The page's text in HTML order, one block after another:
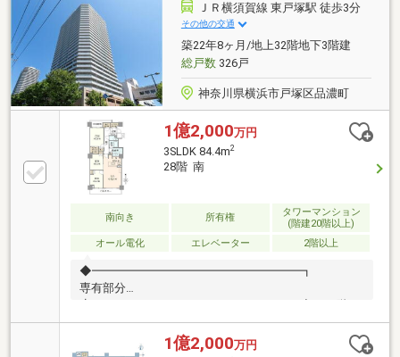
ＪＲ横須賀線 東戸塚駅 徒歩3分
その他の交通
築22年8ヶ月/地上32階地下3階建
総戸数326戸
神奈川県横浜市戸塚区品濃町
1億2,000万円
3SLDK 84.4m2
28階 南
南向き 所有権
タワーマンション
(階建20階以上)
オール電化
エレベーター 2階以上
◆━━━━━━━━━━━━━━━━━━┓
専有部分
┗━━━━━━━━━━━━━━━━━━◆・28階に
つき 風通し・陽当たり良好・眺望良好な南向きバルコ
ニー 街並みを一望できるお部屋です♪・すべての居
1億2,000万円